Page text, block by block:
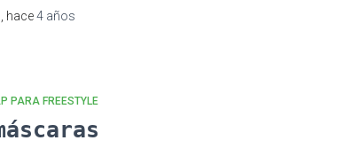
, hace4 años
PARA FREESTYLE